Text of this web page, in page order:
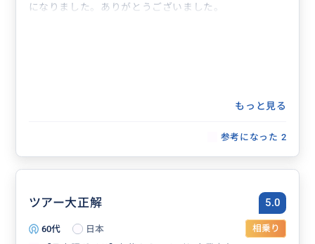
になりました。ありがとうございました。
もっと見る
参考になった 2
ツアー大正解 5.0
60代 日本
相乗り